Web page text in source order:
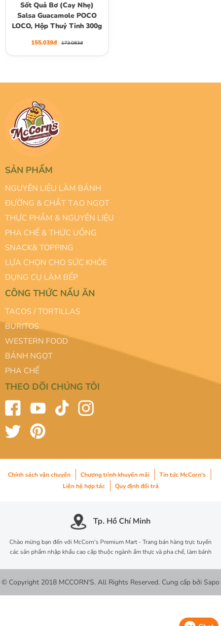
Sốt Quả Bơ (Cay Nhẹ)
Salsa Guacamole POCO
LOCO, Hộp Thuỷ Tinh 300g
155.039đ 173.083đ
SẢN PHẨM
NGUYÊN LIỆU LÀM BÁNH
ĐƯỜNG & CHẤT TẠO NGỌT
THỰC PHẨM & NGUYÊN LIỆU
PHA CHẾ & THỨC UỐNG
SNACK& TOPPING
LỰA CHỌN CHO SỨC KHỎE
DỤNG CỤ LÀM BẾP
CÔNG THỨC NẤU ĂN
TACOS / TORTILLAS
BURITOS
WESTERN FOOD
BÁNH NGỌT
PHA CHẾ
THEO DÕI CHÚNG TÔI
Chính sách vận chuyển Chương trình khuyến mãi
Tin tức McCorn's
Liên hệ hợp tác
Quy định đổi trả
Tp. Hồ Chí Minh
Chào mừng bạn đến với McCorn's Premium Mart - Trang bán hàng trực tuyến
các sản phẩm nhập khẩu cao cấp thuộc ngành ẩm thực và pha chế, làm bánh
© Copyright 2018 MCCORN'S. All Rights Reserved. Cung cấp bởi Sapo